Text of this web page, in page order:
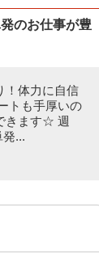
のお仕事が豊
！体力に自信
トも手厚いの
きます☆ 週
...